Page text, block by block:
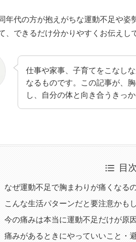
年代の方が抱えがちな運動不足や
、できるだけ分かりやすくお伝えし
仕事や家事、子育てをこなし
なるものです。この記事が、
し、自分の体と向き合うきっ
目次
なぜ運動不足で胸まわりが痛くなる
こんな生活パターンだと要注意かも
今の痛みは本当に運動不足だけが原
痛みがあるときにやっていいこと・